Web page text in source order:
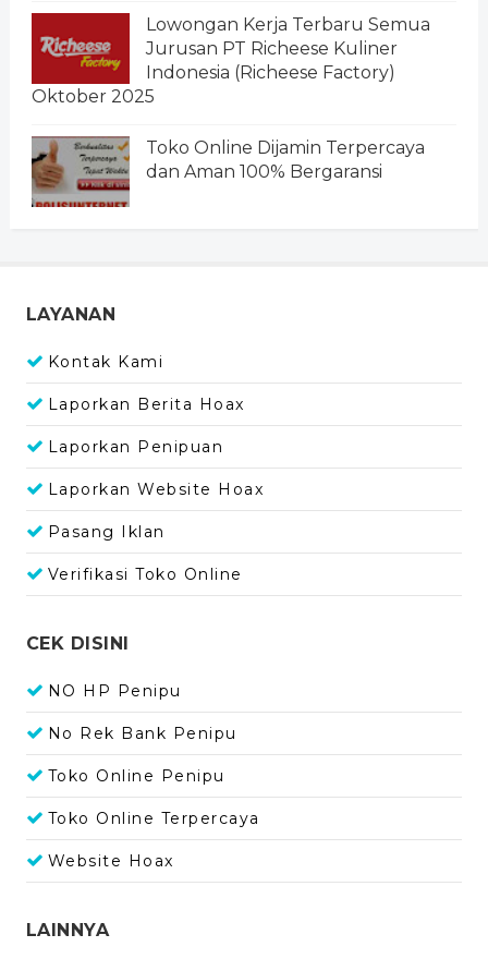
Lowongan Kerja Terbaru Semua
Jurusan PT Richeese Kuliner
Indonesia (Richeese Factory)
Oktober 2025
Toko Online Dijamin Terpercaya
dan Aman 100% Bergaransi
LAYANAN
Kontak Kami
Laporkan Berita Hoax
Laporkan Penipuan
Laporkan Website Hoax
Pasang Iklan
Verifikasi Toko Online
CEK DISINI
NO HP Penipu
No Rek Bank Penipu
Toko Online Penipu
Toko Online Terpercaya
Website Hoax
LAINNYA